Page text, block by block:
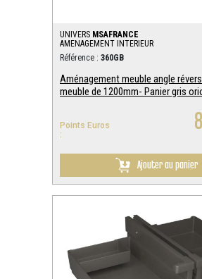
UNIVERS MSAFRANCE
AMENAGEMENT INTERIEUR
Référence : 360GB
Aménagement meuble angle
meuble de 1200mm- Panier gris
Points Euros
:
Ajouter au panier